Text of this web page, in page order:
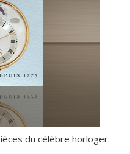
du célèbre horloger.